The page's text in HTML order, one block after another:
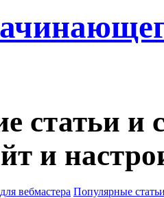
статьи и
и
вебмастера Популярные